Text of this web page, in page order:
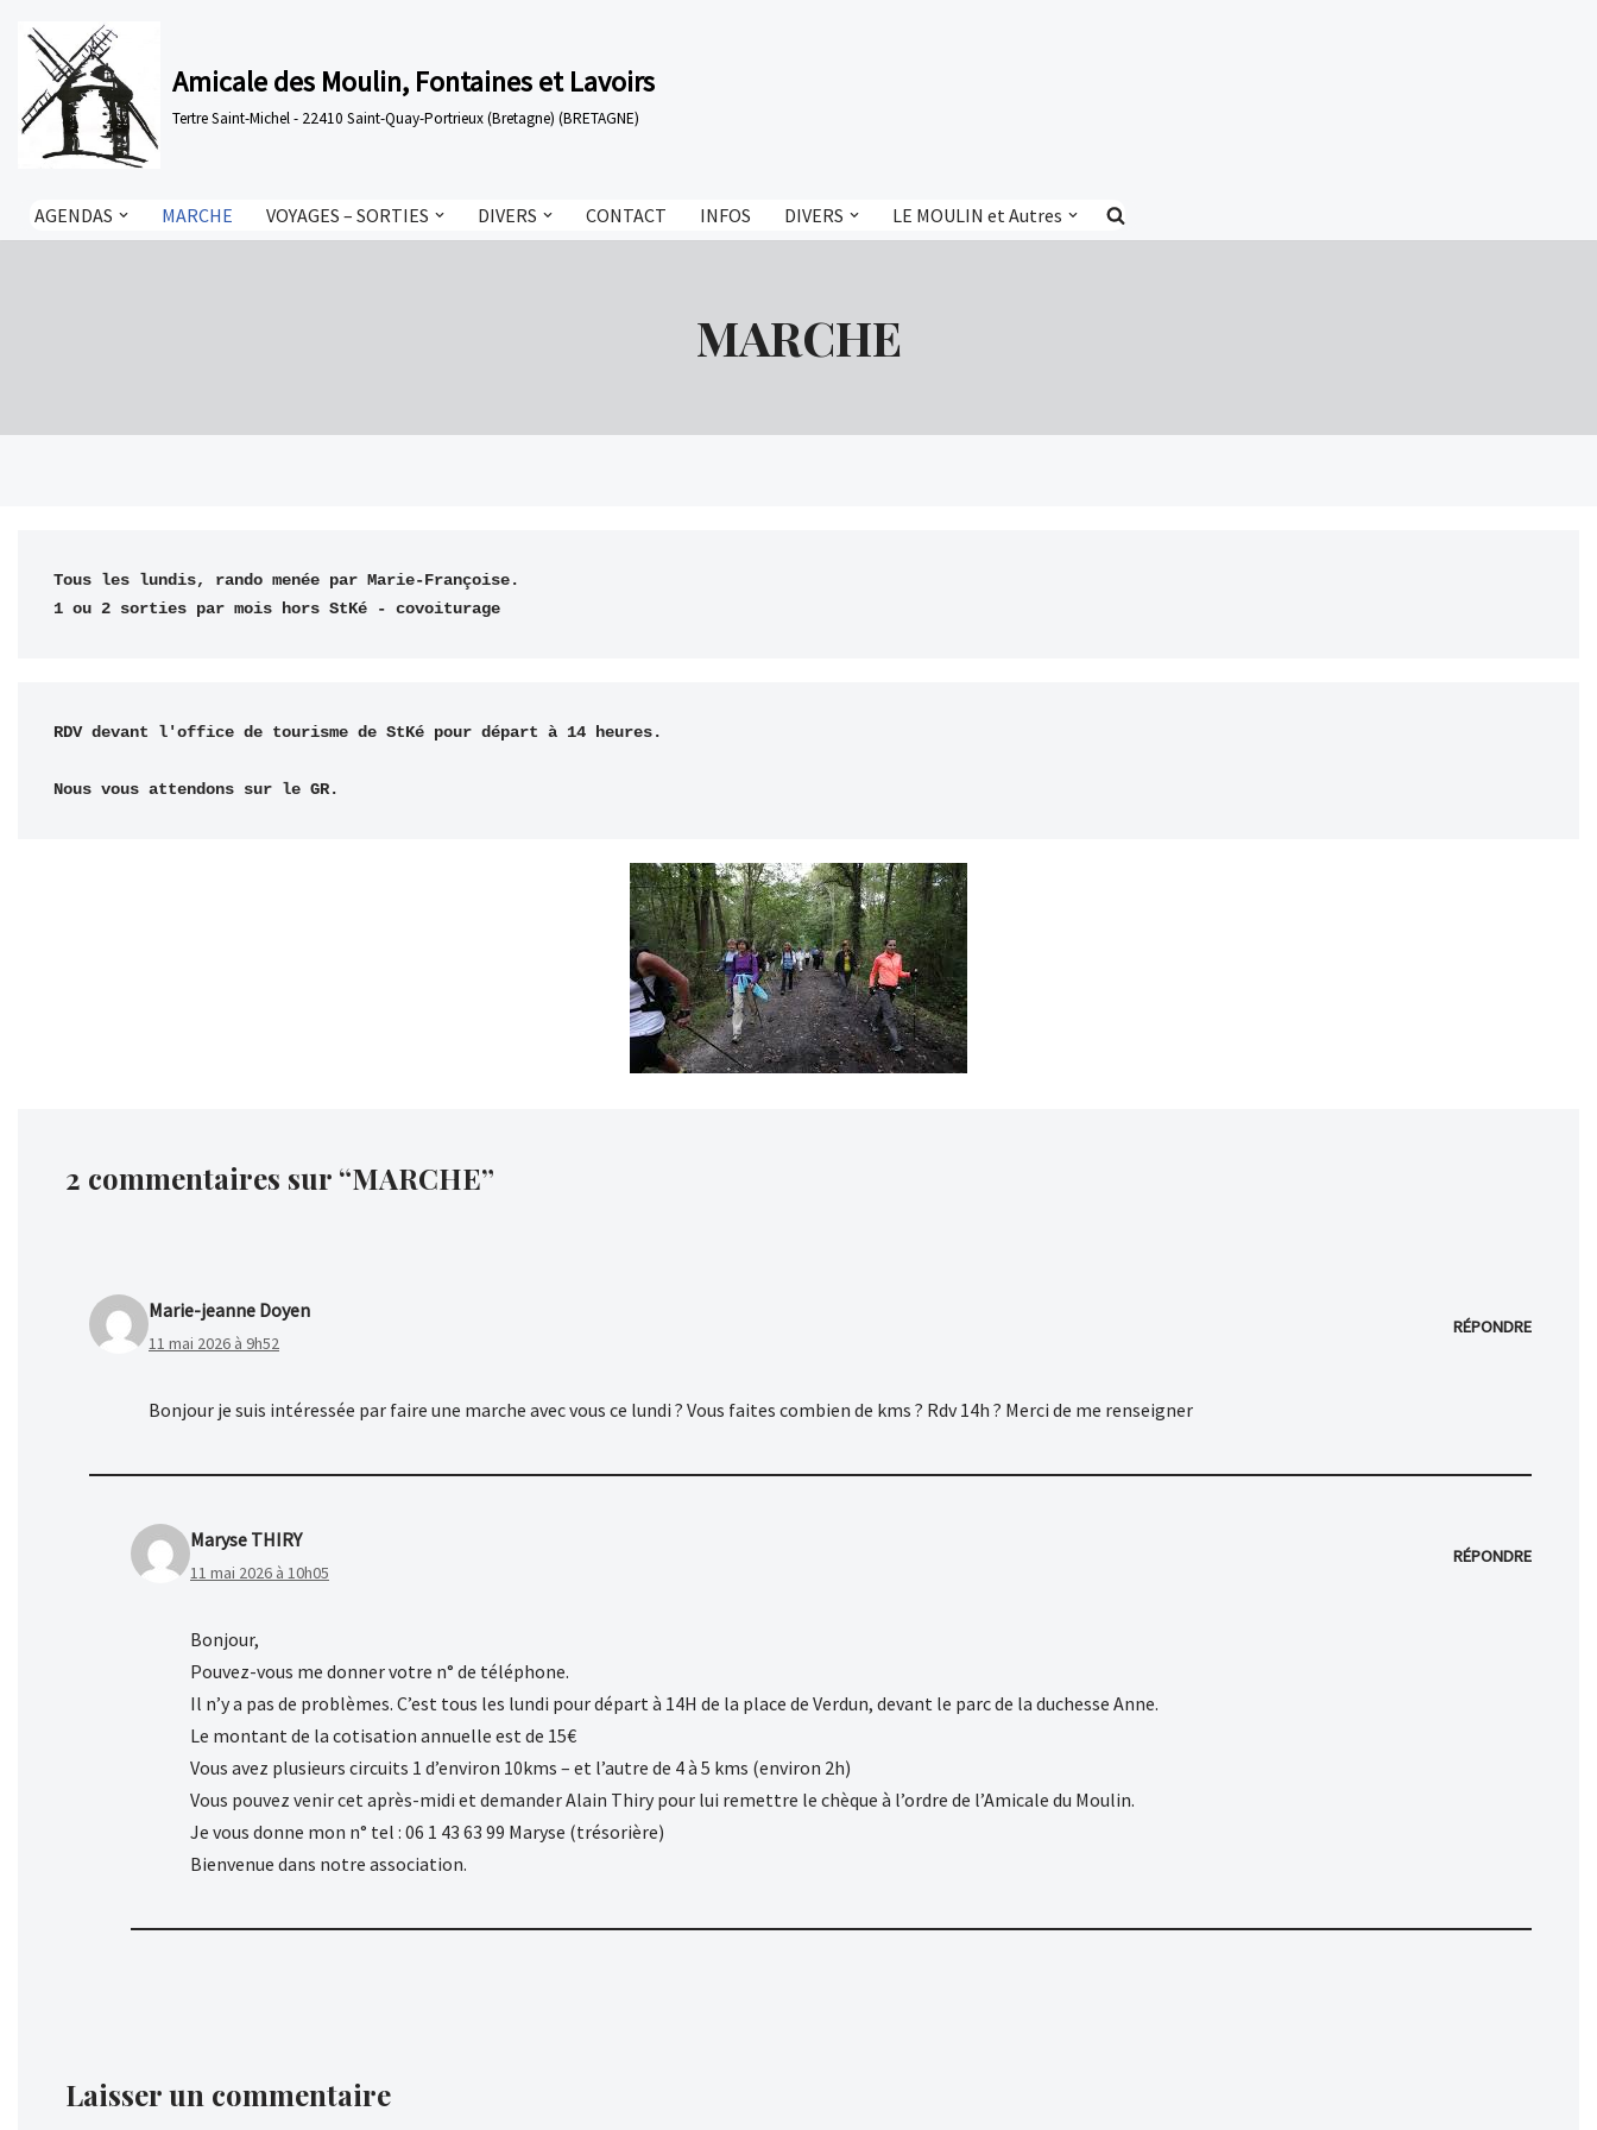
Aller
au
contenu
Amicale des Moulin, Fontaines et Lavoirs
Tertre Saint-Michel - 22410 Saint-Quay-Portrieux (Bretagne) (BRETAGNE)
AGENDAS MARCHE VOYAGES – SORTIES DIVERS CONTACT INFOS DIVERS LE MOULIN et Autres
MARCHE
Tous les lundis, rando menée par Marie-Françoise.
1 ou 2 sorties par mois hors StKé - covoiturage
RDV devant l'office de tourisme de StKé pour départ à 14 heures.
Nous vous attendons sur le GR.
2 commentaires sur “MARCHE”
Marie-jeanne Doyen
11 mai 2026 à 9h52
RÉPONDRE
Bonjour je suis intéressée par faire une marche avec vous ce lundi ? Vous faites combien de kms ? Rdv 14h ? Merci de me renseigner
Maryse THIRY
11 mai 2026 à 10h05
RÉPONDRE
Bonjour,
Pouvez-vous me donner votre n° de téléphone.
Il n’y a pas de problèmes. C’est tous les lundi pour départ à 14H de la place de Verdun, devant le parc de la duchesse Anne.
Le montant de la cotisation annuelle est de 15€
Vous avez plusieurs circuits 1 d’environ 10kms – et l’autre de 4 à 5 kms (environ 2h)
Vous pouvez venir cet après-midi et demander Alain Thiry pour lui remettre le chèque à l’ordre de l’Amicale du Moulin.
Je vous donne mon n° tel : 06 1 43 63 99 Maryse (trésorière)
Bienvenue dans notre association.
Laisser un commentaire